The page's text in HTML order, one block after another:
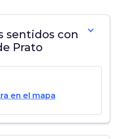
sentidos con
"pesca" de Prato
expand_more
en el mapa